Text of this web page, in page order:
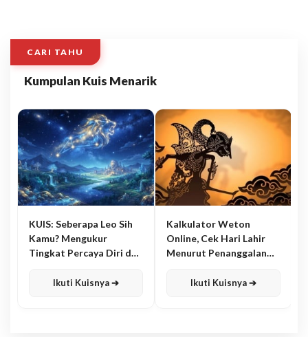
CARI TAHU
Kumpulan Kuis Menarik
KUIS: Seberapa Leo Sih
Kamu? Mengukur
Tingkat Percaya Diri dan
Ikuti Kuisnya ➔
Kalkulator Weton
Online, Cek Hari Lahir
Menurut Penanggalan
Ikuti Kuisnya ➔